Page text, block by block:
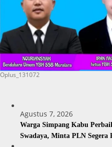
Oplus_131072
Agustus 7, 2026
Warga Simpang Kabu
Swadaya, Minta PLN Segera